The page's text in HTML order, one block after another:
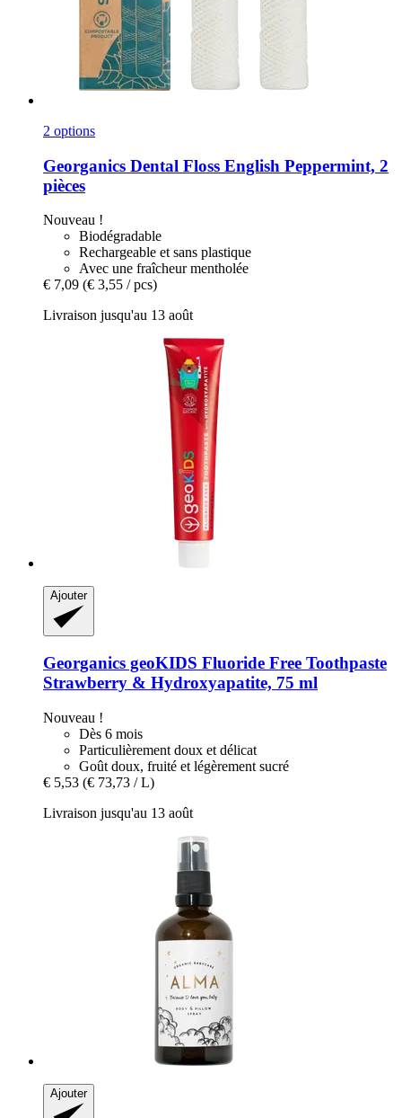
2 options
Georganics Dental Floss English Peppermint, 2
pièces
Nouveau !
Biodégradable
Rechargeable et sans plastique
Avec une fraîcheur mentholée
€ 7,09 (€ 3,55 / pcs)
Livraison jusqu'au 13 août
Ajouter
Georganics geoKIDS Fluoride Free Toothpaste
Strawberry & Hydroxyapatite, 75 ml
Nouveau !
Dès 6 mois
Particulièrement doux et délicat
Goût doux, fruité et légèrement sucré
€ 5,53 (€ 73,73 / L)
Livraison jusqu'au 13 août
Ajouter